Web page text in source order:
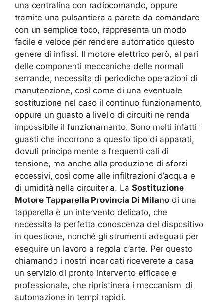
una centralina con radiocomando, oppure
tramite una pulsantiera a parete da comandare
con un semplice toco, rappresenta un modo
facile e veloce per rendere automatico questo
genere di infissi. Il motore elettrico però, al pari
delle componenti meccaniche delle normali
serrande, necessita di periodiche operazioni di
manutenzione, così come di una eventuale
sostituzione nel caso il continuo funzionamento,
oppure un guasto a livello di circuiti ne renda
impossibile il funzionamento. Sono molti infatti i
guasti che incorrono a questo tipo di apparati,
dovuti principalmente a frequenti cali di
tensione, ma anche alla produzione di sforzi
eccessivi, così come alle infiltrazioni d’acqua e
di umidità nella circuiteria. La Sostituzione
Motore Tapparella Provincia Di Milano di una
tapparella è un intervento delicato, che
necessita la perfetta conoscenza del dispositivo
in questione, nonché gli strumenti adeguati per
eseguire un lavoro a regola d’arte. Per questo
chiamando i nostri incaricati riceverete a casa
un servizio di pronto intervento efficace e
professionale, che ripristinerà i meccanismi di
automazione in tempi rapidi.